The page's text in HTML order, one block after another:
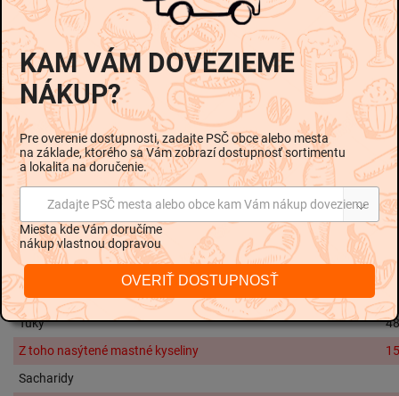
Podrobný popis
Zloženie:
Bravčové a hovädzie mäso, slanina, jedlá soľ, dextróza,
repný cukor, koreniny, cesnak, konzervačná látka E250,
štartovacia kultúra.
Trvanlivosť:
Voľné výrobky skladovať pri teplote 0°C až +24°C a
relatívnej vlhkosti vzduchu max. 80%.
Nutričné hodnoty na 100g:
Energetická hodnota
2114 kJ /
Tuky
Z toho nasýtené mastné kyseliny
Sacharidy
KAM VÁM DOVEZIEME
NÁKUP?
Pre overenie dostupnosti, zadajte PSČ obce alebo mesta
na základe, ktorého sa Vám zobrazí dostupnosť sortimentu
a lokalita na doručenie.
Zadajte PSČ mesta alebo obce kam Vám nákup dovezieme
Miesta kde Vám doručíme
nákup vlastnou dopravou
OVERIŤ DOSTUPNOSŤ